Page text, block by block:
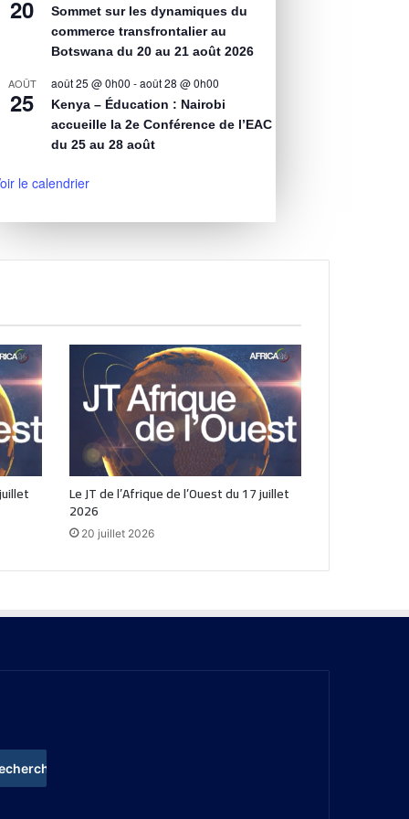
20
Sommet sur les dynamiques du
commerce transfrontalier au
Botswana du 20 au 21 août 2026
AOÛT
25
août 25 @ 0h00 -août 28 @ 0h00
Kenya – Éducation : Nairobi
accueille la 2e Conférence de l’EAC
du 25 au 28 août
le calendrier
Le JT de l’Afrique de l’Ouest du 17 juillet
2026
20 juillet 2026